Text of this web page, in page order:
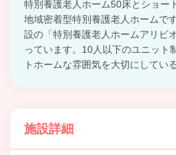
特別養護老人ホーム50床とショー
地域密着型特別養護老人ホームで
設の「特別養護老人ホームアリビ
っています。10人以下のユニット
トホームな雰囲気を大切にしてい
施設詳細